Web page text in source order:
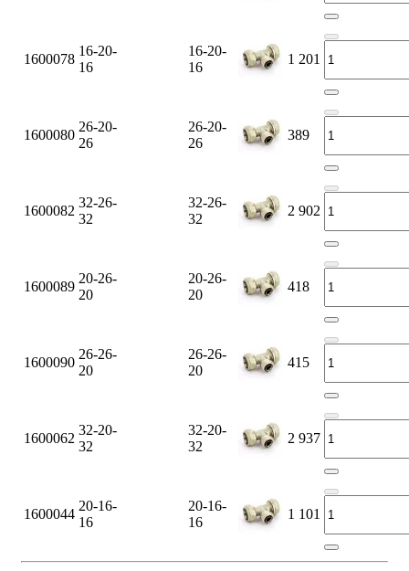
1600078
16-20-
16
16-20-
16
1 201
1600080
26-20-
26
26-20-
26
389
1600082
32-26-
32
32-26-
32
2 902
1600089
20-26-
20
20-26-
20
418
1600090
26-26-
20
26-26-
20
415
1600062
32-20-
32
32-20-
32
2 937
1600044
20-16-
16
20-16-
16
1 101